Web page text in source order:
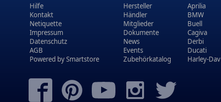
Hilfe
Kontakt
Netiquette
Impressum
Datenschutz
AGB
Powered bySmartstore
Hersteller
Händler
Mitglieder
Dokumente
News
Events
Zubehörkatalog
Aprilia
BMW
Buell
Cagiva
Derbi
Ducati
Harley-